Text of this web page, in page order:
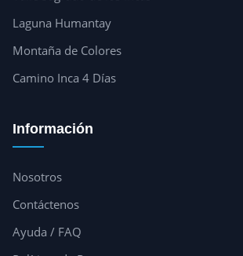
Laguna Humantay
Montaña de Colores
Camino Inca 4 Días
Información
Nosotros
Contáctenos
Ayuda / FAQ